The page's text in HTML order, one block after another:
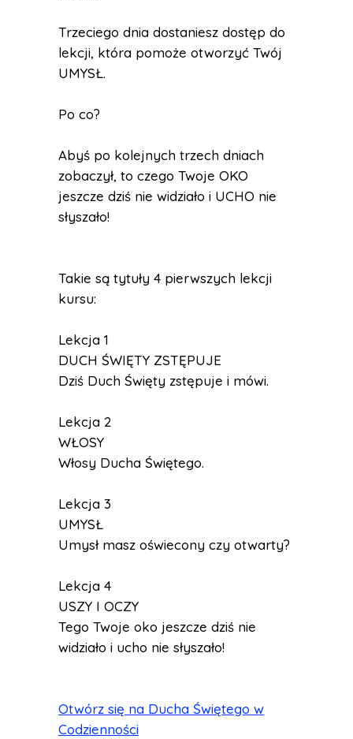
Trzeciego dnia dostaniesz dostęp do
lekcji, która pomoże otworzyć Twój
UMYSŁ.
Po co?
Abyś po kolejnych trzech dniach
zobaczył, to czego Twoje OKO
jeszcze dziś nie widziało i UCHO nie
słyszało!
Takie są tytuły 4 pierwszych lekcji
kursu:
Lekcja 1
DUCH ŚWIĘTY ZSTĘPUJE
Dziś Duch Święty zstępuje i mówi.
Lekcja 2
WŁOSY
Włosy Ducha Świętego.
Lekcja 3
UMYSŁ
Umysł masz oświecony czy otwarty?
Lekcja 4
USZY I OCZY
Tego Twoje oko jeszcze dziś nie
widziało i ucho nie słyszało!
Otwórz się na Ducha Świętego w
Codzienności